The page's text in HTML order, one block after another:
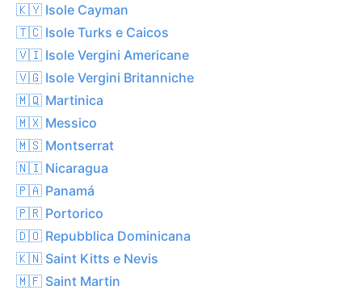
🇰🇾 Isole Cayman
🇹🇨 Isole Turks e Caicos
🇻🇮 Isole Vergini Americane
🇻🇬 Isole Vergini Britanniche
🇲🇶 Martinica
🇲🇽 Messico
🇲🇸 Montserrat
🇳🇮 Nicaragua
🇵🇦 Panamá
🇵🇷 Portorico
🇩🇴 Repubblica Dominicana
🇰🇳 Saint Kitts e Nevis
🇲🇫 Saint Martin